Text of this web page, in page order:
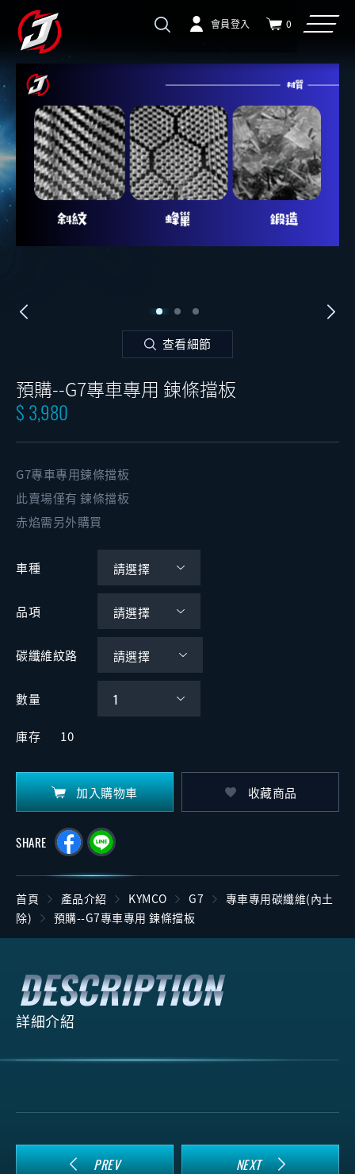
會員登入 0
查看細節
預購--G7專車專用 鍊條擋板
$ 3,980
G7專車專用鍊條擋板
此賣場僅有 鍊條擋板
赤焰需另外購買
車種
品項
碳纖維紋路
數量
庫存 10
加入購物車 收藏商品
SHARE
首頁 產品介紹 KYMCO G7
專車專用碳纖維(內土
除)
預購--G7專車專用 鍊條擋板
詳細介紹
PREV NEXT